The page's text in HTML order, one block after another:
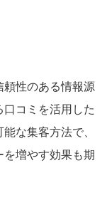
頼性のある情報源
コミを活用した
な集客方法で、
増やす効果も期